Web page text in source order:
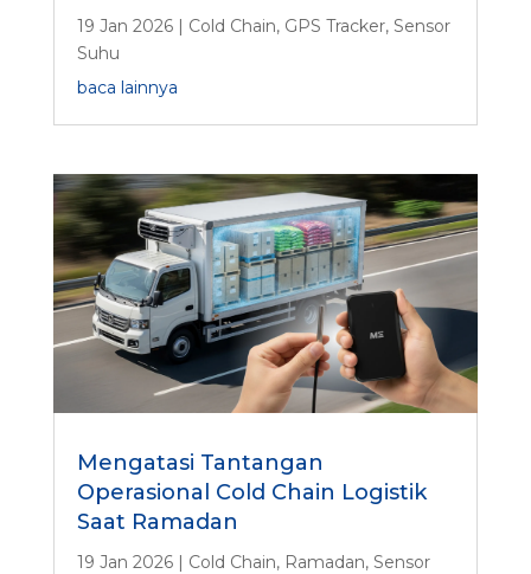
19 Jan 2026| Cold Chain, GPS Tracker, Sensor
Suhu
baca lainnya
Mengatasi Tantangan
Operasional Cold Chain Logistik
Saat Ramadan
19 Jan 2026| Cold Chain, Ramadan, Sensor